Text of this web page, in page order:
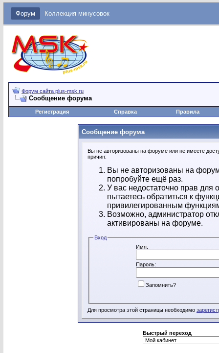
Форум Коллекция минусовок
Форум сайта plus-msk.ru
Сообщение форума
Регистрация Справка Правила
Сообщение форума
Вы не авторизованы на форуме или не имеете
причин:
Вы не авторизованы на
попробуйте ещё раз.
У вас недостаточно прав
пытаетесь обратиться к
привилегированным
Возможно, администратор
активированы на форуме.
Вход
Имя:
Пароль:
Запомнить?
Для просмотра этой страницы необходимо
Быстрый переход